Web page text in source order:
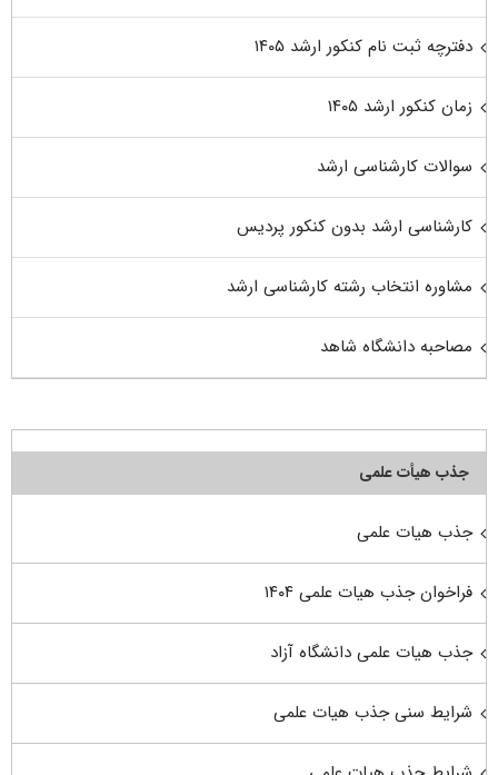
دفترچه ثبت نام کنکور ارشد ۱۴۰۵
زمان کنکور ارشد ۱۴۰۵
سوالات کارشناسی ارشد
کارشناسی ارشد بدون کنکور پردیس
مشاوره انتخاب رشته کارشناسی ارشد
مصاحبه دانشگاه شاهد
جذب هیأت علمی
جذب هیات علمی
فراخوان جذب هیات علمی ۱۴۰۴
جذب هیات علمی دانشگاه آزاد
شرایط سنی جذب هیات علمی